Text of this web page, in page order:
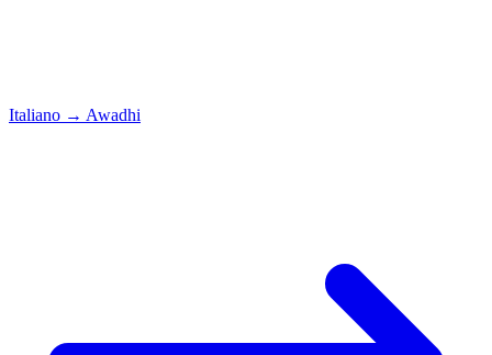
Italiano → Awadhi